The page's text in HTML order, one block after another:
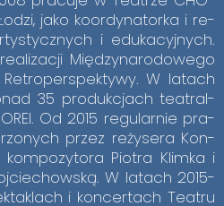
jako ko­or­dy­na­tor­ka i re­
i edu­ka­cyj­nych.
Mię­dzy­na­ro­do­we­go
W la­tach
35 pro­duk­cjach te­atral­
Od 2015 re­gu­lar­nie pra­
przez re­ży­se­ra Kon­
Pio­tra Klim­ka i
W la­tach 2015-
i kon­cer­tach Te­atru